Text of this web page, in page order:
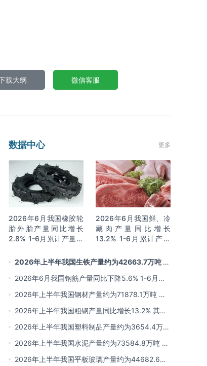
载大纲 微信客服
数据中心 更多
2026年6月我国橡胶轮
胎外胎产量同比增长
2.8% 1-6月累计产量同
2026年6月我国鲜、冷
藏肉产量同比增长
13.2% 1-6月累计产量
2026年上半年我国生铁产量约为42663.7万吨 同
比下降2.8% 其中河北产量占比22.7%排名第一
2026年6月我国钢筋产量同比下降5.6% 1-6月累
计产量同比下降10.7%
2026年上半年我国钢材产量约为71878.1万吨 同
比下降0.9% 其中河北以超亿吨产量排名第一
2026年上半年我国粗钢产量同比增长13.2% 其中
河北产量占比21.5%位居首位
2026年上半年我国塑料制品产量约为3654.4万吨
其中江苏、浙江产量分别占比18.9%、16.0%
2026年上半年我国水泥产量约为73584.8万吨 同
比下降8% 其中广东、浙江和安徽分别排名前三
2026年上半年我国平板玻璃产量约为44682.6万